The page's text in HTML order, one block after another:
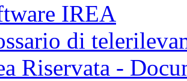
IREA
di
Riservata -